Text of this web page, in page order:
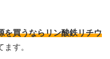
を買うならリン酸鉄リチウ
ます。